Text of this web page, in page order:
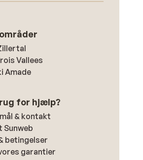
Vallees
Amade
for hjælp?
& kontakt
Sunweb
betingelser
garantier